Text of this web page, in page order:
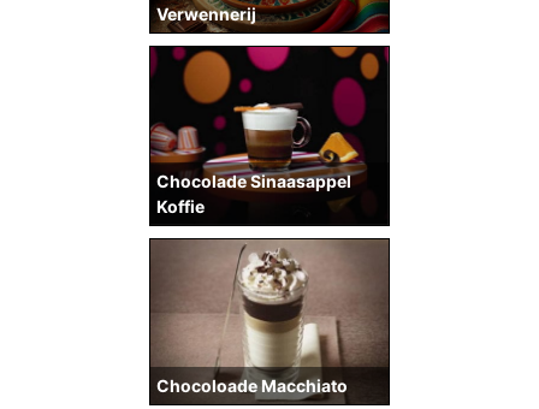
Verwennerij
Chocolade Sinaasappel
Koffie
Chocoloade Macchiato